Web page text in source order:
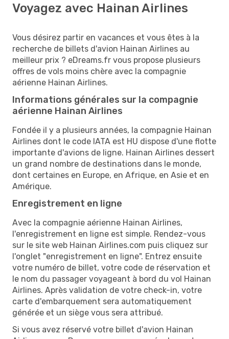
Voyagez avec Hainan Airlines
Vous désirez partir en vacances et vous êtes à la
recherche de billets d'avion Hainan Airlines au
meilleur prix ? eDreams.fr vous propose plusieurs
offres de vols moins chère avec la compagnie
aérienne Hainan Airlines.
Informations générales sur la compagnie
aérienne Hainan Airlines
Fondée il y a plusieurs années, la compagnie Hainan
Airlines dont le code IATA est HU dispose d'une flotte
importante d'avions de ligne. Hainan Airlines dessert
un grand nombre de destinations dans le monde,
dont certaines en Europe, en Afrique, en Asie et en
Amérique.
Enregistrement en ligne
Avec la compagnie aérienne Hainan Airlines,
l'enregistrement en ligne est simple. Rendez-vous
sur le site web Hainan Airlines.com puis cliquez sur
l'onglet "enregistrement en ligne". Entrez ensuite
votre numéro de billet, votre code de réservation et
le nom du passager voyageant à bord du vol Hainan
Airlines. Après validation de votre check-in, votre
carte d'embarquement sera automatiquement
générée et un siège vous sera attribué.
Si vous avez réservé votre billet d'avion Hainan